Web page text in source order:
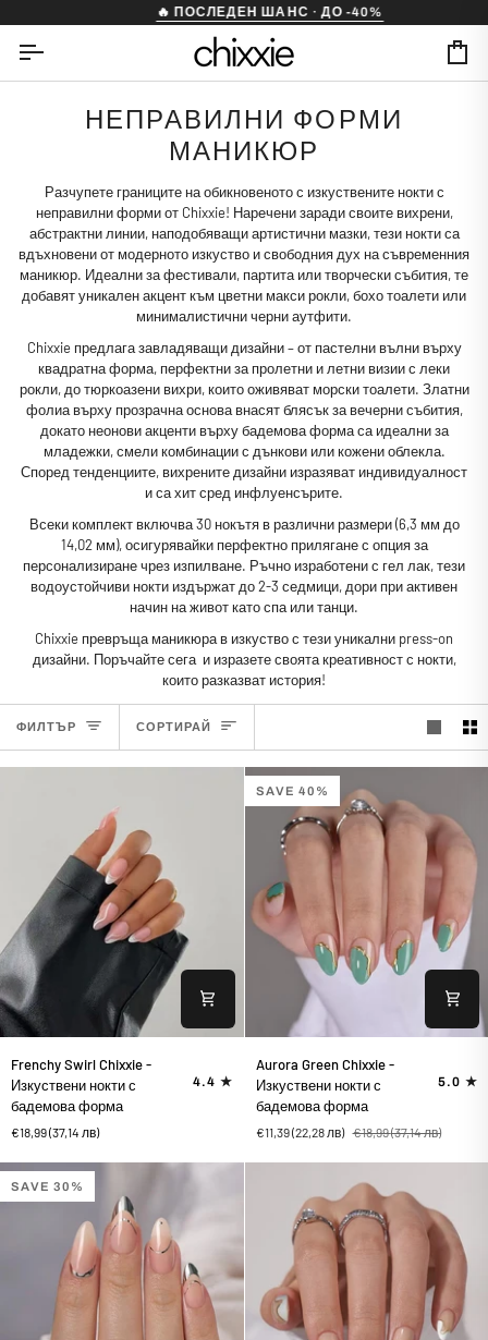
to
content
🔥 ПОСЛЕДЕН ШАНС · ДО -40%
НЕПРАВИЛНИ ФОРМИ
МАНИКЮР
Разчупете границите на обикновеното с изкуствените нокти с
неправилни формиот Chixxie! Наречени заради своите вихрени,
абстрактни линии, наподобяващи артистични мазки, тези нокти са
вдъхновени от модерното изкуство и свободния дух на съвременния
маникюр. Идеални за фестивали, партита или творчески събития, те
добавят уникален акцент към цветни макси рокли, бохо тоалети или
минималистични черни аутфити.
Chixxie предлага завладяващи дизайни – от пастелни вълни върху
квадратна форма, перфектни за пролетни и летни визии с леки
рокли, до тюркоазени вихри, които оживяват морски тоалети. Златни
фолиа върху прозрачна основа внасят блясък за вечерни събития,
докато неонови акценти върху бадемова форма са идеални за
младежки, смели комбинации с дънкови или кожени облекла.
Според тенденциите, вихрените дизайни изразяват индивидуалност
и са хит сред инфлуенсърите.
Всеки комплект включва 30 нокътя в различни размери (6,3 мм до
14,02 мм), осигурявайки перфектно прилягане с опция за
персонализиране чрез изпилване. Ръчно изработени с гел лак, тези
водоустойчиви нокти издържат до 2-3 седмици, дори при активен
начин на живот като спа или танци.
Chixxie превръща маникюра в изкуство с тезиуникални press-on
дизайни. Поръчайте сега и изразете своята креативност с нокти,
които разказват история!
ФИЛТЪР СОРТИРАЙ
СОРТИРАЙ
Swirl
Chixxie
-
Изкуствени
с
бадемова
Frenchy Swirl Chixxie -
Изкуствени нокти с
бадемова форма
4.4
€18,99(37,14 лв)
SAVE 40%
Green
Chixxie
-
Изкуствени
бадемова
форма
Aurora Green Chixxie -
Изкуствени нокти с
бадемова форма
5.0
€11,39(22,28 лв) €18,99(37,14 лв)
SAVE 30%